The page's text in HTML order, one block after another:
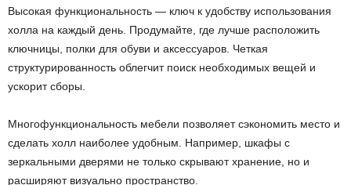
Высокая функциональность — ключ к удобству использования
холла на каждый день. Продумайте, где лучше расположить
ключницы, полки для обуви и аксессуаров. Четкая
структурированность облегчит поиск необходимых вещей и
ускорит сборы.
Многофункциональность мебели позволяет сэкономить место и
сделать холл наиболее удобным. Например, шкафы с
зеркальными дверями не только скрывают хранение, но и
расширяют визуально пространство.